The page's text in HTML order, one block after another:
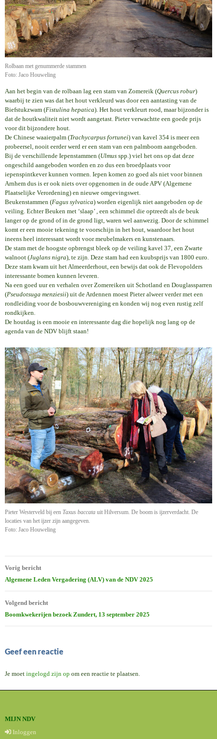
Rolbaan met genummerde stammen
Foto: Jaco Houweling
Aan het begin van de rolbaan lag een stam van Zomereik (Quercus robur)
waarbij te zien was dat het hout verkleurd was door een aantasting van de
Biefstukzwam (Fistulina hepatica). Het hout verkleurt rood, maar bijzonder is
dat de houtkwaliteit niet wordt aangetast. Pieter verwachtte een goede prijs
voor dit bijzondere hout.
De Chinese waaierpalm (Trachycarpus fortunei) van kavel 354 is meer een
probeersel, nooit eerder werd er een stam van een palmboom aangeboden.
Bij de verschillende Iepenstammen (Ulmus spp.) viel het ons op dat deze
ongeschild aangeboden worden en zo dus een broedplaats voor
iepenspintkever kunnen vormen. Iepen komen zo goed als niet voor binnen
Arnhem dus is er ook niets over opgenomen in de oude APV (Algemene
Plaatselijke Verordening) en nieuwe omgevingswet.
Beukenstammen (Fagus sylvatica) worden eigenlijk niet aangeboden op de
veiling. Echter Beuken met ‘slaap’ , een schimmel die optreedt als de beuk
langer op de grond of in de grond ligt, waren wel aanwezig. Door de schimmel
komt er een mooie tekening te voorschijn in het hout, waardoor het hout
ineens heel interessant wordt voor meubelmakers en kunstenaars.
De stam met de hoogste opbrengst bleek op de veiling kavel 37, een Zwarte
walnoot (Juglans nigra), te zijn. Deze stam had een kuubsprijs van 1800 euro.
Deze stam kwam uit het Almeerderhout, een bewijs dat ook de Flevopolders
interessante bomen kunnen leveren.
Na een goed uur en verhalen over Zomereiken uit Schotland en Douglassparren
(Pseudotsuga menziesii) uit de Ardennen moest Pieter alweer verder met een
rondleiding voor de bosbouwvereniging en konden wij nog even rustig zelf
rondkijken.
De houtdag is een mooie en interessante dag die hopelijk nog lang op de
agenda van de NDV blijft staan!
Pieter Westerveld bij een Taxus baccata uit Hilversum. De boom is ijzerverdacht. De
locaties van het ijzer zijn aangegeven.
Foto: Jaco Houweling
Bericht
navigatie
Vorig bericht
Algemene Leden Vergadering (ALV) van de NDV 2025
Volgend bericht
Boomkwekerijen bezoek Zundert, 13 september 2025
Geef een reactie
Je moet ingelogd zijn op om een reactie te plaatsen.
MIJN NDV
Inloggen